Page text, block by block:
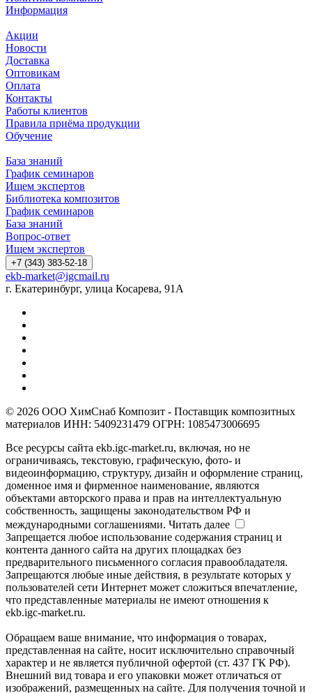
Информация
Акции
Новости
Доставка
Оптовикам
Оплата
Контакты
Работы клиентов
Правила приёма продукции
Обучение
База знаний
График семинаров
Ищем экспертов
Библиотека композитов
График семинаров
База знаний
Вопрос-ответ
Ищем экспертов
+7 (343) 383-52-18
ekb-market@igcmail.ru
г. Екатеринбург, улица Косарева, 91А
© 2026 ООО ХимСнаб Композит - Поставщик композитных
материалов ИНН: 5409231479 ОГРН: 1085473006695
Все ресурсы сайта ekb.igc-market.ru, включая, но не
ограничиваясь, текстовую, графическую, фото- и
видеоинформацию, структуру, дизайн и оформление страниц,
доменное имя и фирменное наименование, являются
объектами авторского права и прав на интеллектуальную
собственность, защищены законодательством РФ и
международными соглашениями. Читать далее
Запрещается любое использование содержания страниц и
контента данного сайта на других площадках без
предварительного письменного согласия правообладателя.
Запрещаются любые иные действия, в результате которых у
пользователей сети Интернет может сложиться впечатление,
что представленные материалы не имеют отношения к
ekb.igc-market.ru.
Обращаем ваше внимание, что информация о товарах,
представленная на сайте, носит исключительно справочный
характер и не является публичной офертой (ст. 437 ГК РФ).
Внешний вид товара и его упаковки может отличаться от
изображений, размещенных на сайте. Для получения точной и